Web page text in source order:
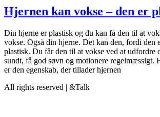
Hjernen kan vokse – den er
Din hjerne er plastisk og du kan få den til at
vokse. Også din hjerne. Det kan den, fordi den
plastisk. Du får den til at vokse ved at udfordre
sundt, få god søvn og motionere regelmæssigt.
er den egenskab, der tillader hjernen
All rights reserved | &Talk